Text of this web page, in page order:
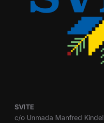
SVITE
c/o Unmada Manfred Kindel